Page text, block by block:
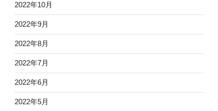
2022年10月
2022年9月
2022年8月
2022年7月
2022年6月
2022年5月